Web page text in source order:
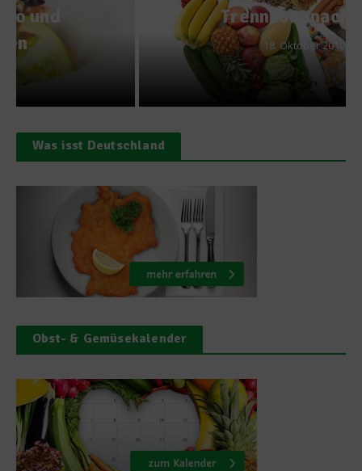
Trennkost nach Hay
18. Oktober 2010
Was isst Deutschland
Obst- & Gemüsekalender